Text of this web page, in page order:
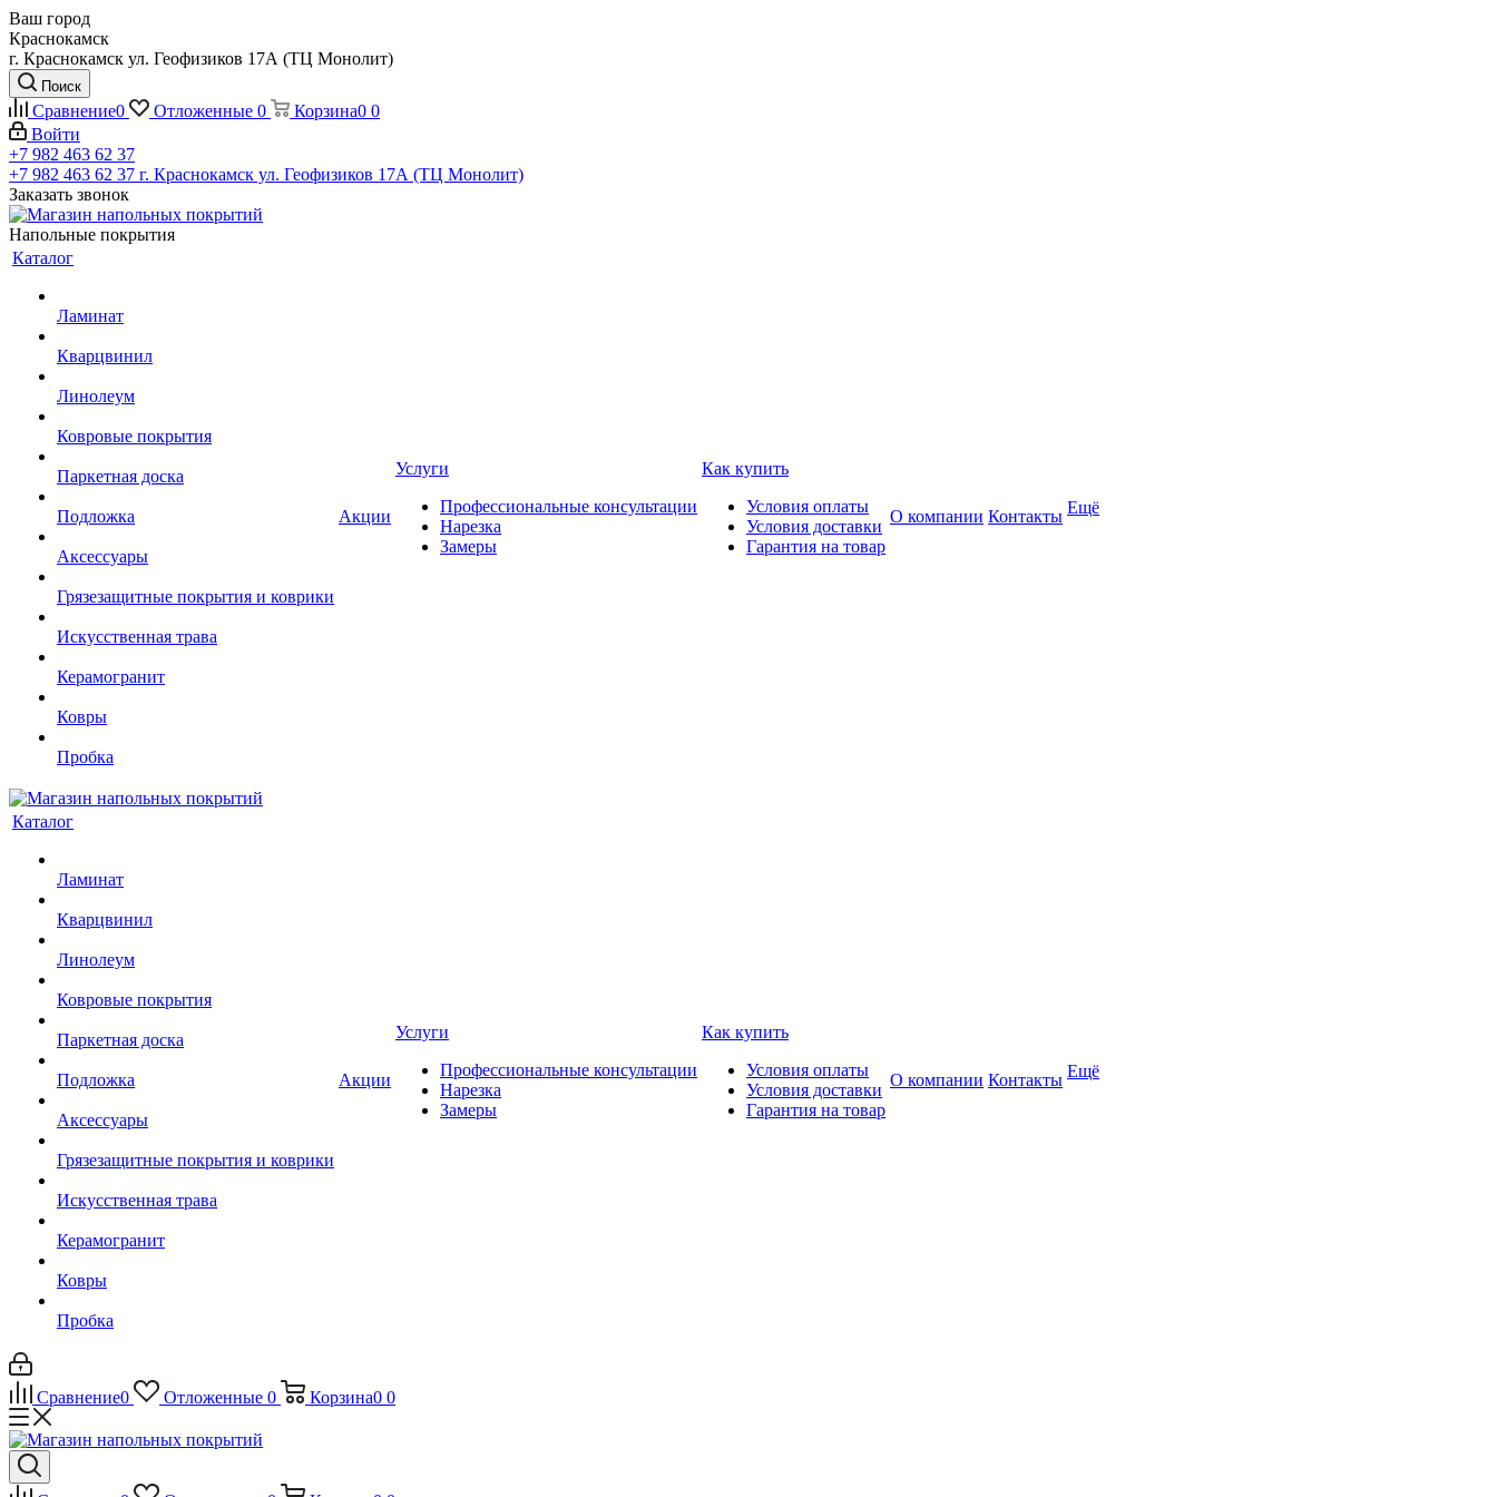
Ваш город
Краснокамск
г. Краснокамск ул. Геофизиков 17А (ТЦ Монолит)
Поиск
Сравнение0 Отложенные 0 Корзина0 0
Войти
+7 982 463 62 37
+7 982 463 62 37 г. Краснокамск ул. Геофизиков 17А (ТЦ Монолит)
Заказать звонок
Напольные покрытия
Каталог
Ламинат
Кварцвинил
Линолеум
Ковровые покрытия
Паркетная доска
Подложка
Аксессуары
Грязезащитные покрытия и коврики
Искусственная трава
Керамогранит
Ковры
Пробка
Акции
Услуги
Профессиональные консультации
Нарезка
Замеры
Как купить
Условия оплаты
Условия доставки
Гарантия на товар
О компании Контакты Ещё
Каталог
Ламинат
Кварцвинил
Линолеум
Ковровые покрытия
Паркетная доска
Подложка
Аксессуары
Грязезащитные покрытия и коврики
Искусственная трава
Керамогранит
Ковры
Пробка
Акции
Услуги
Профессиональные консультации
Нарезка
Замеры
Как купить
Условия оплаты
Условия доставки
Гарантия на товар
О компании Контакты Ещё
Сравнение0 Отложенные 0 Корзина0 0